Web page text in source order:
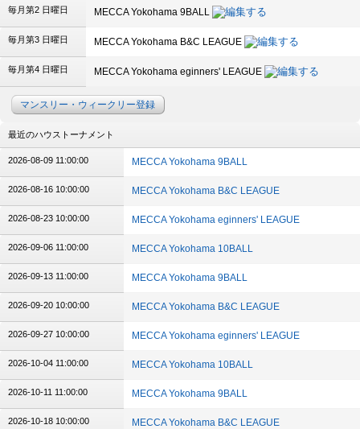
毎月第2 日曜日 MECCA Yokohama 9BALL
毎月第3 日曜日 MECCA Yokohama B&C LEAGUE
毎月第4 日曜日 MECCA Yokohama eginners' LEAGUE
マンスリー・ウィークリー登録
最近のハウストーナメント
2026-08-09 11:00:00 MECCA Yokohama 9BALL
2026-08-16 10:00:00 MECCA Yokohama B&C LEAGUE
2026-08-23 10:00:00 MECCA Yokohama eginners' LEAGUE
2026-09-06 11:00:00 MECCA Yokohama 10BALL
2026-09-13 11:00:00 MECCA Yokohama 9BALL
2026-09-20 10:00:00 MECCA Yokohama B&C LEAGUE
2026-09-27 10:00:00 MECCA Yokohama eginners' LEAGUE
2026-10-04 11:00:00 MECCA Yokohama 10BALL
2026-10-11 11:00:00 MECCA Yokohama 9BALL
2026-10-18 10:00:00 MECCA Yokohama B&C LEAGUE